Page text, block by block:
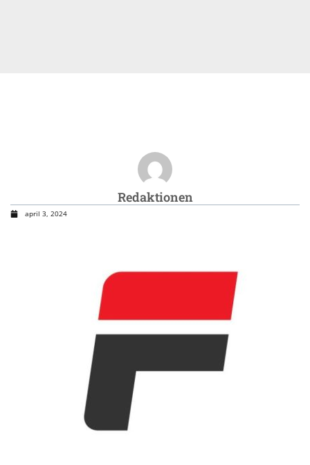
Redaktionen
april 3, 2024